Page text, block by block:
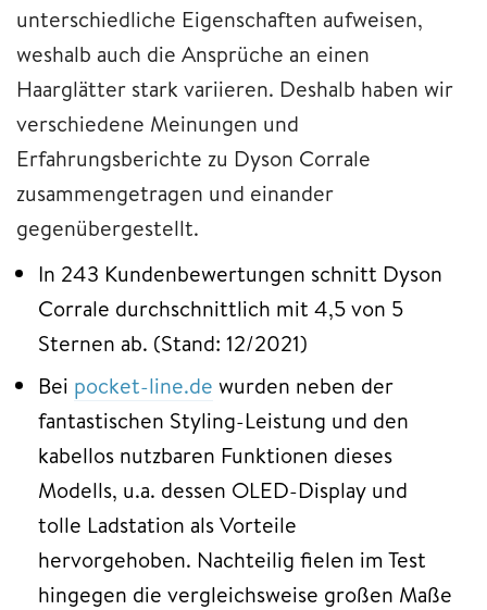
unterschiedliche Eigenschaften aufweisen,
weshalb auch die Ansprüche an einen
Haarglätter stark variieren. Deshalb haben wir
verschiedene Meinungen und
Erfahrungsberichte zu Dyson Corrale
zusammengetragen und einander
gegenübergestellt.
In 243 Kundenbewertungen schnitt Dyson
Corrale durchschnittlich mit 4,5 von 5
Sternen ab. (Stand: 12/2021)
Bei pocket-line.de wurden neben der
fantastischen Styling-Leistung und den
kabellos nutzbaren Funktionen dieses
Modells, u.a. dessen OLED-Display und
tolle Ladstation als Vorteile
hervorgehoben. Nachteilig fielen im Test
hingegen die vergleichsweise großen Maße